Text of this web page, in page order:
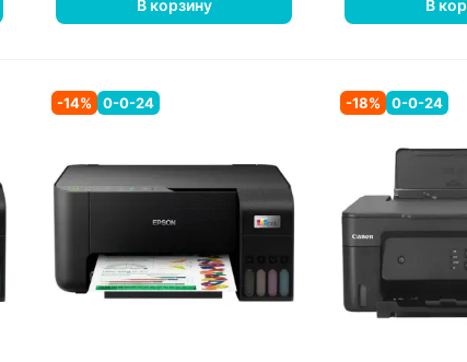
В корзину В
-14% 0-0-24 -18% 0-0-24